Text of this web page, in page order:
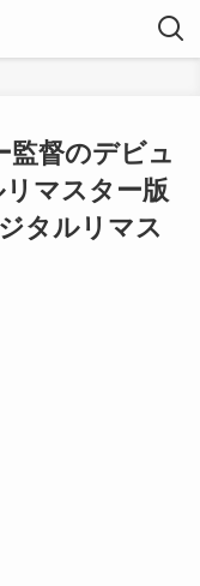
監督のデビュ
マスター版
タルリマス